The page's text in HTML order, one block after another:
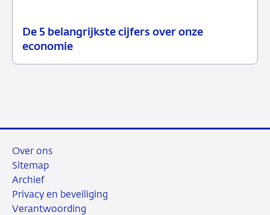
De 5 belangrijkste cijfers over onze
economie
12
Achtergrond
Over ons
Sitemap
Archief
Privacy en beveiliging
Verantwoording